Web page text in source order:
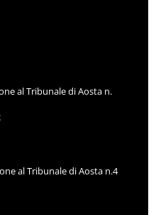
al Tribunale di Aosta n.
al Tribunale di Aosta n.4